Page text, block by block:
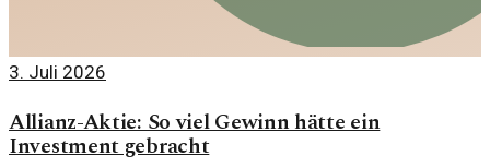
3. Juli 2026
Allianz-Aktie: So viel Gewinn hätte ein
Investment gebracht